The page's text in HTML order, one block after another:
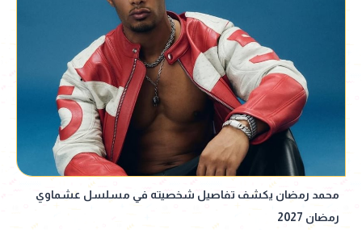
محمد رمضان يكشف تفاصيل شخصيته في مسلسل عشماوي
رمضان 2027